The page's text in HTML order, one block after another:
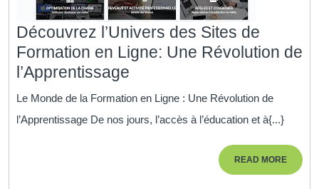
Découvrez l’Univers des Sites de
Formation en Ligne: Une Révolution de
l’Apprentissage
l’Univers
Sites
Le Monde de la Formation en Ligne : Une Révolution de
l’Apprentissage De nos jours, l’accès à l’éducation et à{...}
READ MOREREAD
MORE